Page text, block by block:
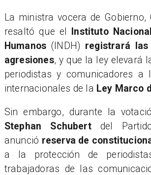
​La ministra vocera de Gobierno,
resaltó que el
Instituto
Humanos (INDH) registrará las
agresiones, y que la ley elevará
periodistas y comunicadores a
internacionales de la Ley Marco
​Sin embargo, durante la
Stephan Schubert del
anunció reserva de
a la protección de
trabajadoras de las